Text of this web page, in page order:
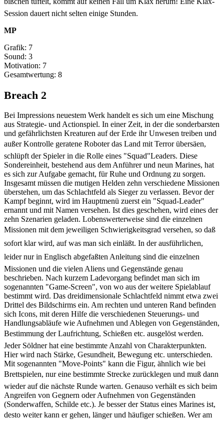
Session dauert nicht selten einige Stunden.
MP
Grafik: 7
Sound: 3
Motivation: 7
Gesamtwertung: 8
Breach 2
Bei Impressions neuestem Werk handelt es sich um eine Mischung
aus Strategie- und Actionspiel. In einer Zeit, in der die sonderbarsten
und gefährlichsten Kreaturen auf der Erde ihr Unwesen treiben und
außer Kontrolle geratene Roboter das Land mit Terror übersäen,
schlüpft der Spieler in die Rolle eines "Squad"Leaders. Diese
Sondereinheit, bestehend aus dem Anführer und neun Marines, hat
es sich zur Aufgabe gemacht, für Ruhe und Ordnung zu sorgen.
Insgesamt müssen die mutigen Helden zehn verschiedene Missionen
überstehen, um das Schlachtfeld als Sieger zu verlassen. Bevor der
Kampf beginnt, wird im Hauptmenü zuerst ein "Squad-Leader"
ernannt und mit Namen versehen. Ist dies geschehen, wird eines der
zehn Szenarien geladen. Lobenswerterweise sind die einzelnen
Missionen mit dem jeweiligen Schwierigkeitsgrad versehen, so daß
sofort klar wird, auf was man sich einläßt. In der ausführlichen,
leider nur in Englisch abgefaßten Anleitung sind die einzelnen
Missionen und die vielen Aliens und Gegenstände genau
beschrieben. Nach kurzem Ladevorgang befindet man sich im
sogenannten "Game-Screen", von wo aus der weitere Spielablauf
bestimmt wird. Das dreidimensionale Schlachtfeld nimmt etwa zwei
Drittel des Bildschirms ein. Am rechten und unteren Rand befinden
sich Icons, mit deren Hilfe die verschiedenen Steuerungs- und
Handlungsabläufe wie Aufnehmen und Ablegen von Gegenständen,
Bestimmung der Laufrichtung, Schießen etc. ausgelöst werden.
Jeder Söldner hat eine bestimmte Anzahl von Charakterpunkten.
Hier wird nach Stärke, Gesundheit, Bewegung etc. unterschieden.
Mit sogenannten "Move-Points" kann die Figur, ähnlich wie bei
Brettspielen, nur eine bestimmte Strecke zurücklegen und muß dann
wieder auf die nächste Runde warten. Genauso verhält es sich beim
Angreifen von Gegnern oder Aufnehmen von Gegenständen
(Sonderwaffen, Schilde etc.). Je besser der Status eines Marines ist,
desto weiter kann er gehen, länger und häufiger schießen. Wer am